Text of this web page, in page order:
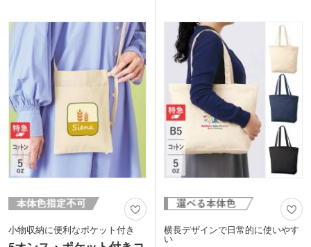
小物収納に便利なポケット付き 横長デザインで日常的に使いやす
い